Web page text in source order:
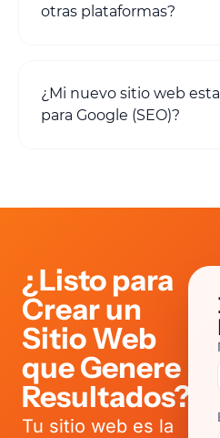
otras plataformas?
¿Mi nuevo sitio web
para Google (SEO)?
¿Listo para
Crear un
Sitio Web
que Genere
Resultados?
Tu sitio web es la